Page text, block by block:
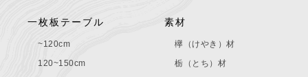
一枚板テーブル
~120cm
120~150cm
素材
欅（けやき）材
栃（とち）材